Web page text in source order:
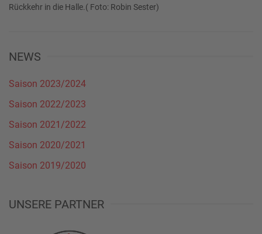
Rückkehr in die Halle.( Foto: Robin Sester)
NEWS
Saison 2023/2024
Saison 2022/2023
Saison 2021/2022
Saison 2020/2021
Saison 2019/2020
UNSERE PARTNER